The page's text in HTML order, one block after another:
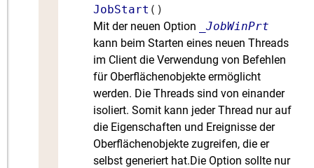
JobStart ()
Mit der neuen Option
_JobWinPrt
kann beim Starten eines neuen Threads
im Client die Verwendung von Befehlen
für Oberflächenobjekte ermöglicht
werden. Die Threads sind von einander
isoliert. Somit kann jeder Thread nur auf
die Eigenschaften und Ereignisse der
Oberflächenobjekte zugreifen, die er
selbst generiert hat.Die Option sollte nur